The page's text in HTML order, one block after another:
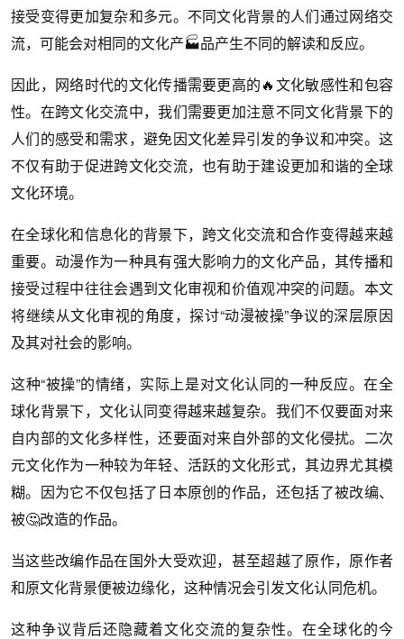
接受变得更加复杂和多元。不同文化背景的人们通过网络交
流，可能会对相同的文化产🏭品产生不同的解读和反应。
因此，网络时代的文化传播需要更高的🔥文化敏感性和包容
性。在跨文化交流中，我们需要更加注意不同文化背景下的
人们的感受和需求，避免因文化差异引发的争议和冲突。这
不仅有助于促进跨文化交流，也有助于建设更加和谐的全球
文化环境。
在全球化和信息化的背景下，跨文化交流和合作变得越来越
重要。动漫作为一种具有强大影响力的文化产品，其传播和
接受过程中往往会遇到文化审视和价值观冲突的问题。本文
将继续从文化审视的角度，探讨“动漫被操”争议的深层原因
及其对社会的影响。
这种“被操”的情绪，实际上是对文化认同的一种反应。在全
球化背景下，文化认同变得越来越复杂。我们不仅要面对来
自内部的文化多样性，还要面对来自外部的文化侵扰。二次
元文化作为一种较为年轻、活跃的文化形式，其边界尤其模
糊。因为它不仅包括了日本原创的作品，还包括了被改编、
被🤔改造的作品。
当这些改编作品在国外大受欢迎，甚至超越了原作，原作者
和原文化背景便被边缘化，这种情况会引发文化认同危机。
这种争议背后还隐藏着文化交流的复杂性。在全球化的今